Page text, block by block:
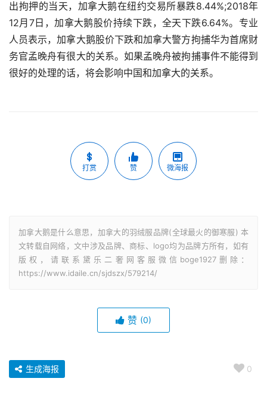
出拘押的当天，加拿大鹅在纽约交易所暴跌8.44%;2018年
12月7日，加拿大鹅股价持续下跌，全天下跌6.64%。专业
人员表示，加拿大鹅股价下跌和加拿大警方拘捕华为首席财
务官孟晚舟有很大的关系。如果孟晚舟被拘捕事件不能得到
很好的处理的话，将会影响中国和加拿大的关系。
打赏 赞 微海报
加拿大鹅是什么意思，加拿大的羽绒服品牌(全球最火的御寒服) 本
文转载自网络，文中涉及品牌、商标、logo均为品牌方所有，如有
版权，请联系黛乐二奢网客服微信boge1927删除：
https://www.idaile.cn/sjdszx/579214/
赞 (0)
0
生成海报